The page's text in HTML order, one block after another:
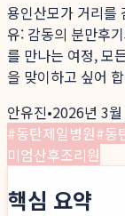
용인산모가 거리를
유: 감동의 분만후
를 만나는 여정, 모
을 맞이하고 싶어
안유진•2026년 3
#동탄제일병원#동
미엄산후조리원
핵심 요약